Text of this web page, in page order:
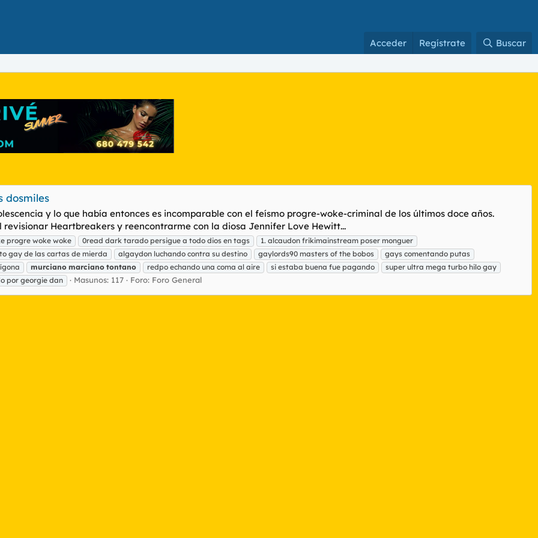
Acceder Regístrate Buscar
dosmiles
y lo que había entonces es incomparable con el feísmo progre-woke-criminal de los últimos doce años.
revisionar Heartbreakers y reencontrarme con la diosa Jennifer Love Hewitt...
progre woke woke 0read dark tarado persigue a todo dios en tags
1. alcaudon frikimainstream poser monguer
gay de las cartas de mierda algaydon luchando contra su destino gaylords90 masters of the bobos
gays comentando putas
murciano marciano tontano redpo echando una coma al aire si estaba buena fue pagando
super ultra mega turbo hilo gay
por georgie dan Masunos: 117 Foro: Foro General